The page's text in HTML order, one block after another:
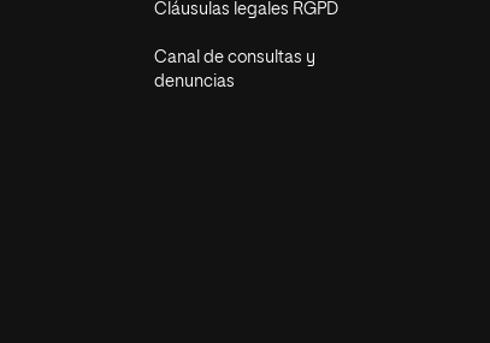
Cláusulas legales RGPD
Canal de consultas y
denuncias